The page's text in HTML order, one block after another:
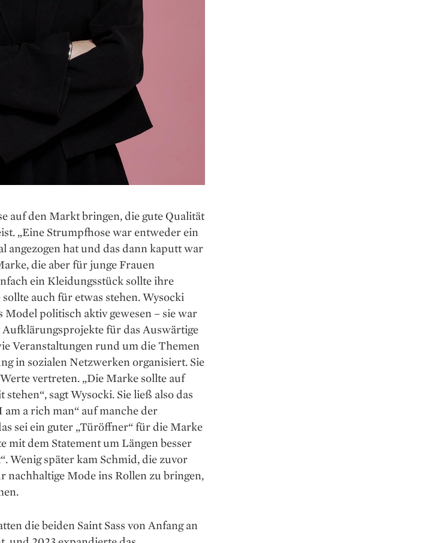
auf den Markt bringen, die gute Qualität
„Eine Strumpfhose war entweder ein
angezogen hat und das dann kaputt war
die aber für junge Frauen
ein Kleidungsstück sollte ihre
auch für etwas stehen. Wy­socki
politisch aktiv gewesen – sie war
Aufklärungsprojekte für das Auswärtige
Veranstaltungen rund um die Themen
in ­sozialen Netzwerken organisiert. Sie
vertreten. „Die Marke sollte auf
sagt Wysocki. Sie ließ also das
a rich man“ auf manche der
sei ein guter „Türöffner“ für die Marke
mit dem Statement um Längen besser
Wenig später kam Schmid, die zuvor
nachhaltige Mode ins Rollen zu bringen,
die beiden Saint Sass von Anfang an